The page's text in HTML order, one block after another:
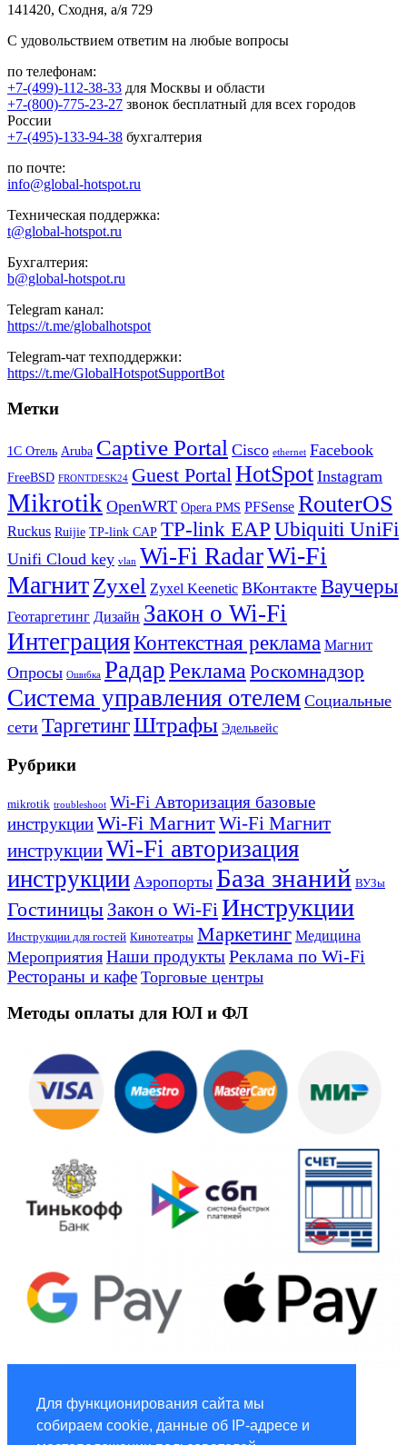
Для функционирования сайта мы
собираем cookie, данные об IP-адресе и
141420, Сходня, а/я 729
С удовольствием ответим на любые вопросы
по телефонам:
+7-(499)-112-38-33 для Москвы и области
+7-(800)-775-23-27 звонок бесплатный для всех городов
России
+7-(495)-133-94-38 бухгалтерия
по почте:
info@global-hotspot.ru
Техническая поддержка:
t@global-hotspot.ru
Бухгалтерия:
b@global-hotspot.ru
Telegram канал:
https://t.me/globalhotspot
Telegram-чат техподдержки:
https://t.me/GlobalHotspotSupportBot
Метки
1С Отель Aruba Captive Portal Cisco ethernet Facebook
FreeBSD FRONTDESK24 Guest PortalHotSpot Instagram
Mikrotik OpenWRT Opera PMS PFSense RouterOS
Ruckus Ruijie TP-link CAP TP-link EAP Ubiquiti UniFi
Unifi Cloud key vlan Wi-Fi RadarWi-Fi
МагнитZyxel Zyxel Keenetic ВКонтакте Ваучеры
Геотаргетинг Дизайн Закон о Wi-Fi
ИнтеграцияКонтекстная реклама Магнит
Опросы Ошибка РадарРеклама Роскомнадзор
Система управления отелем Социальные
сети ТаргетингШтрафы Эдельвейс
Рубрики
mikrotik troubleshoot Wi-Fi Авторизация базовые
инструкцииWi-Fi МагнитWi-Fi Магнит
инструкцииWi-Fi авторизация
инструкции Аэропорты База знаний ВУЗы
Гостиницы Закон о Wi-Fi Инструкции
Инструкции для гостей Кинотеатры Маркетинг Медицина
Мероприятия Наши продуктыРеклама по Wi-Fi
Рестораны и кафе Торговые центры
Методы оплаты для ЮЛ и ФЛ
Global Marketing
Услуги по маркетингу и рекламе global-adv.ru